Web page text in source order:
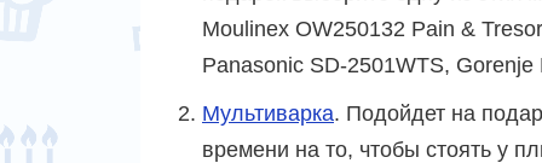
Moulinex OW250132 Pain &
Panasonic SD-2501WTS, Gorenje
Мультиварка. Подойдет на
времени на то, чтобы стоять у